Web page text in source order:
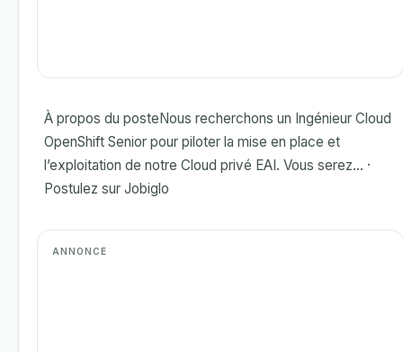
À propos du posteNous recherchons un Ingénieur Cloud
OpenShift Senior pour piloter la mise en place et
l’exploitation de notre Cloud privé EAI. Vous serez... ·
Postulez sur Jobiglo